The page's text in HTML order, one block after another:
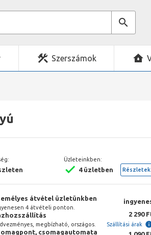
Szerszámok
Üzleteinkben:
4 üzletben Részletek
átvétel üzletünkben
4 átvételi ponton.
megbízható, országos.
2 290
Szállítási árak
csomagautomata